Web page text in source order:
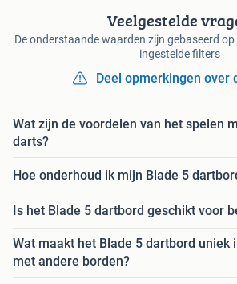
Veelgestelde
De onderstaande waarden zijn gebaseerd
ingestelde filters
Deel opmerkingen over
Wat zijn de voordelen van het spelen
darts?
Hoe onderhoud ik mijn Blade 5
Is het Blade 5 dartbord geschikt voor
Wat maakt het Blade 5 dartbord uniek
met andere borden?